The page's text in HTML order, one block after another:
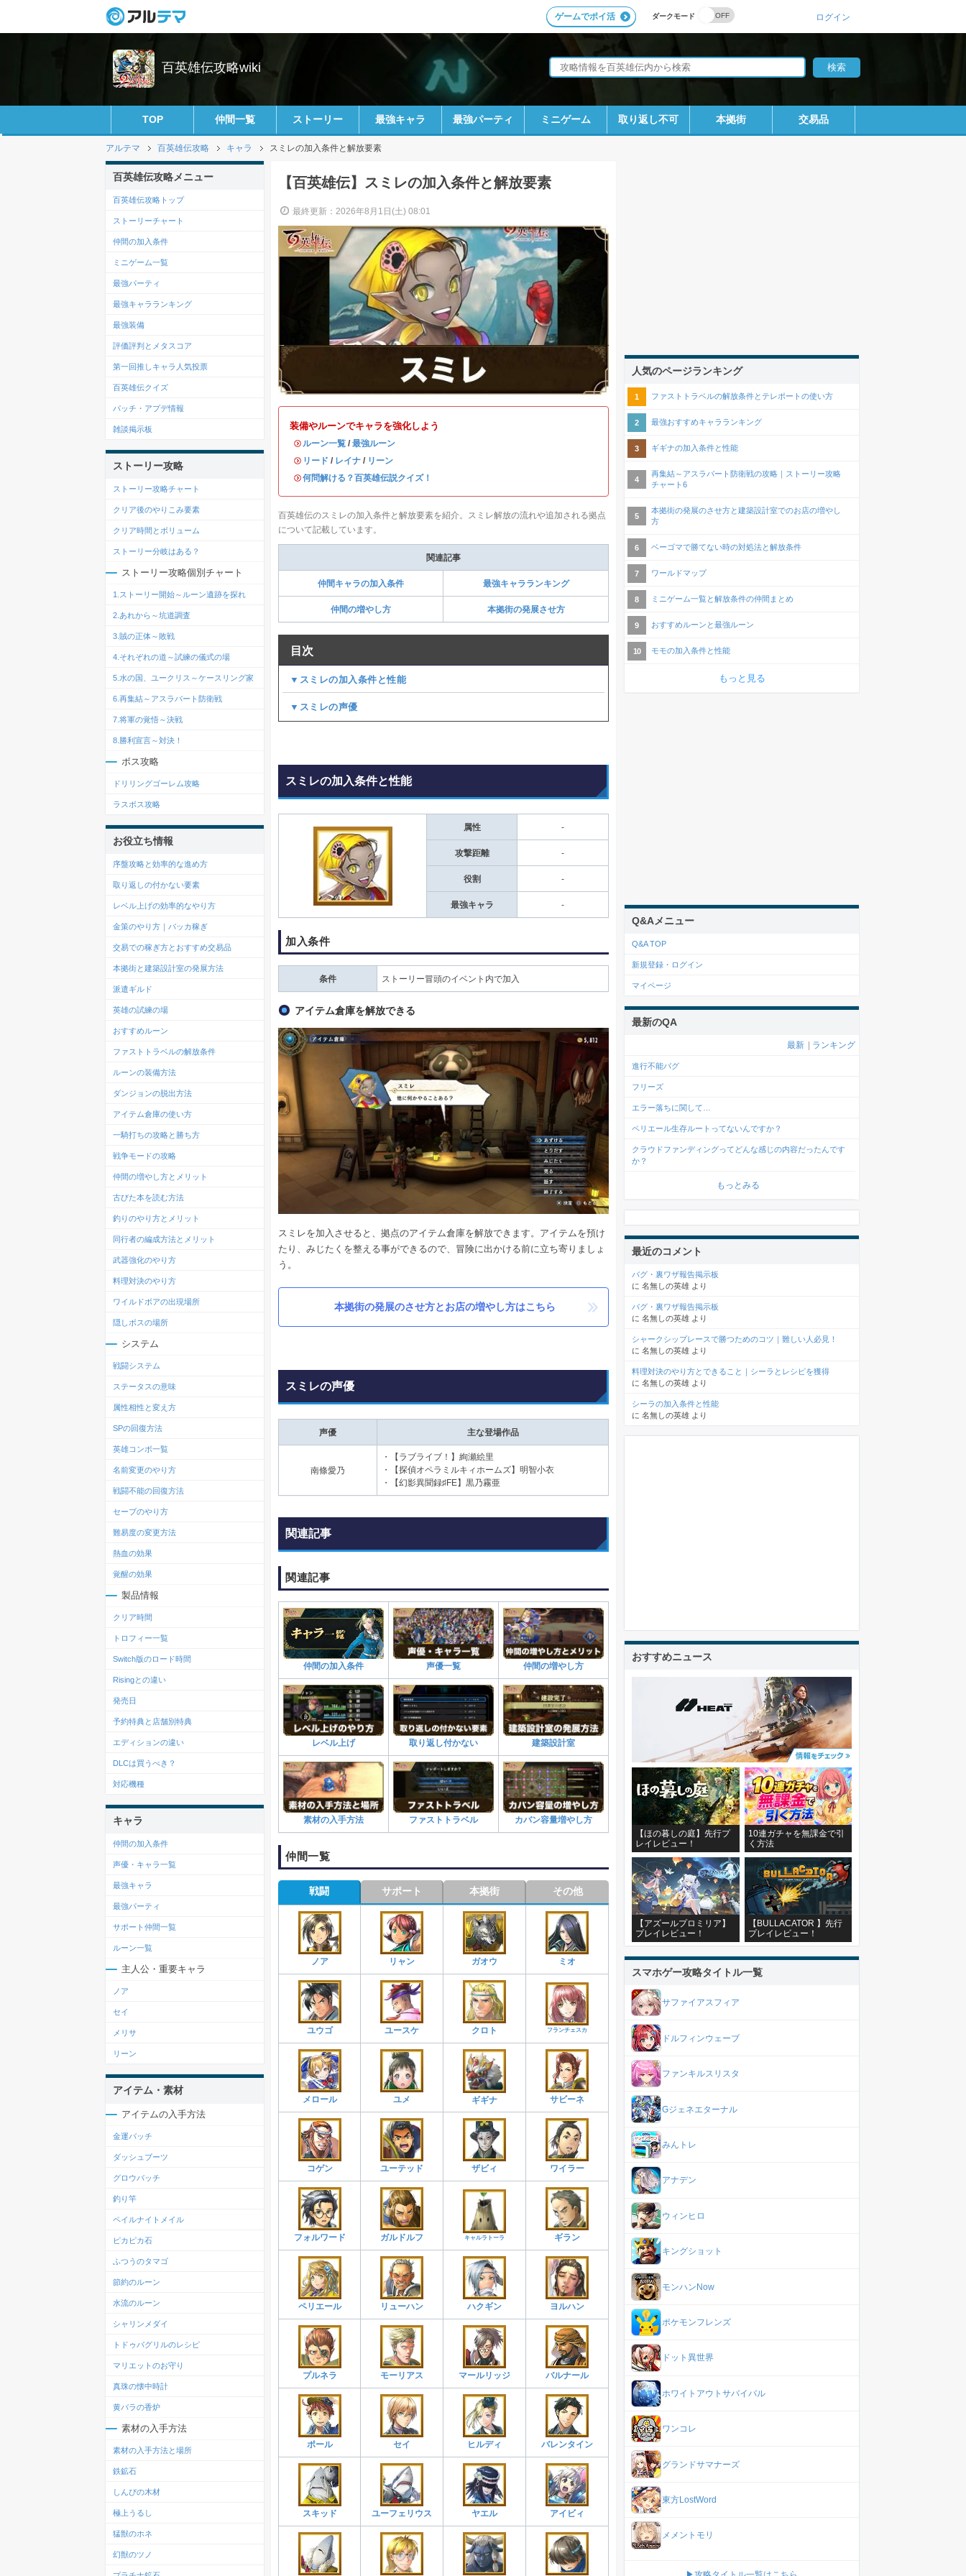
ダークモード
ゲームでポイ活 ログイン
百英雄伝攻略wiki
TOP 仲間一覧 ストーリー 最強キャラ 最強パーティ ミニゲーム 取り返し不可 本拠街 交易品
アルテマ 百英雄伝攻略 キャラ スミレの加入条件と解放要素
【百英雄伝】スミレの加入条件と解放要素
最終更新：2026年8月1日(土) 08:01
装備やルーンでキャラを強化しよう
・ ルーン一覧 / 最強ルーン
・ リード / レイナ / リーン
・何問解ける？百英雄伝説クイズ！
百英雄伝のスミレの加入条件と解放要素を紹介。スミレ解放の流れや追加される拠点
について記載しています。
関連記事
仲間キャラの加入条件 最強キャラランキング
仲間の増やし方 本拠街の発展させ方
目次
▼スミレの加入条件と性能
▼スミレの声優
スミレの加入条件と性能
属性 -
攻撃距離 -
役割 -
最強キャラ -
加入条件
条件 ストーリー冒頭のイベント内で加入
アイテム倉庫を解放できる
スミレを加入させると、拠点のアイテム倉庫を解放できます。アイテムを預け
たり、みじたくを整える事ができるので、冒険に出かける前に立ち寄りましょ
う。
本拠街の発展のさせ方とお店の増やし方はこちら
スミレの声優
声優 主な登場作品
南條愛乃
・【ラブライブ！】絢瀬絵里
・【探偵オペラミルキィホームズ】明智小衣
・【幻影異聞録♯FE】黒乃霧亜
関連記事
関連記事
仲間の加入条件 声優一覧 仲間の増やし方
レベル上げ 取り返し付かない 建築設計室
素材の入手方法 ファストトラベル カバン容量増やし方
仲間一覧
戦闘 サポート 本拠街 その他
ノア リャン ガオウ ミオ
ユウゴ ユースケ クロト フランチェスカ
メロール ユメ ギギナ サビーネ
コゲン ユーテッド ザビィ ワイラー
フォルワード ガルドルフ キャルラトーラ ギラン
ペリエール リューハン ハクギン ヨルハン
プルネラ モーリアス マールリッジ バルナール
ポール セイ ヒルディ バレンタイン
スキッド ユーフェリウス ヤエル アイビィ
百英雄伝攻略メニュー
百英雄伝攻略トップ
ストーリーチャート
仲間の加入条件
ミニゲーム一覧
最強パーティ
最強キャラランキング
最強装備
評価評判とメタスコア
第一回推しキャラ人気投票
百英雄伝クイズ
パッチ・アプデ情報
雑談掲示板
ストーリー攻略
ストーリー攻略チャート
クリア後のやりこみ要素
クリア時間とボリューム
ストーリー分岐はある？
ストーリー攻略個別チャート
1.ストーリー開始～ルーン遺跡を探れ
2.あれから～坑道調査
3.賊の正体～敗戦
4.それぞれの道～試練の儀式の場
5.水の国、ユークリス～ケースリング家
6.再集結～アスラバート防衛戦
7.将軍の覚悟～決戦
8.勝利宣言～対決！
ボス攻略
ドリリングゴーレム攻略
ラスボス攻略
お役立ち情報
序盤攻略と効率的な進め方
取り返しの付かない要素
レベル上げの効率的なやり方
金策のやり方｜バッカ稼ぎ
交易での稼ぎ方とおすすめ交易品
本拠街と建築設計室の発展方法
派遣ギルド
英雄の試練の場
おすすめルーン
ファストトラベルの解放条件
ルーンの装備方法
ダンジョンの脱出方法
アイテム倉庫の使い方
一騎打ちの攻略と勝ち方
戦争モードの攻略
仲間の増やし方とメリット
古びた本を読む方法
釣りのやり方とメリット
同行者の編成方法とメリット
武器強化のやり方
料理対決のやり方
ワイルドボアの出現場所
隠しボスの場所
システム
戦闘システム
ステータスの意味
属性相性と変え方
SPの回復方法
英雄コンボ一覧
名前変更のやり方
戦闘不能の回復方法
セーブのやり方
難易度の変更方法
熱血の効果
覚醒の効果
製品情報
クリア時間
トロフィー一覧
Switch版のロード時間
Risingとの違い
発売日
予約特典と店舗別特典
エディションの違い
DLCは買うべき？
対応機種
キャラ
仲間の加入条件
声優・キャラ一覧
最強キャラ
最強パーティ
サポート仲間一覧
ルーン一覧
主人公・重要キャラ
ノア
セイ
メリサ
リーン
アイテム・素材
アイテムの入手方法
金運バッチ
ダッシュブーツ
グロウバッチ
釣り竿
ペイルナイトメイル
ピカピカ石
ふつうのタマゴ
節約のルーン
水流のルーン
シャリンメダイ
トドゥバグリルのレシピ
マリエットのお守り
真珠の懐中時計
黄バラの香炉
素材の入手方法
素材の入手方法と場所
鉄鉱石
しんぴの木材
極上うるし
猛獣のホネ
幻獣のツノ
人気のページランキング
ファストトラベルの解放条件とテレポートの使い方
最強おすすめキャラランキング
ギギナの加入条件と性能
再集結～アスラバート防衛戦の攻略｜ストーリー攻略
チャート6
本拠街の発展のさせ方と建築設計室でのお店の増やし
方
ベーゴマで勝てない時の対処法と解放条件
ワールドマップ
ミニゲーム一覧と解放条件の仲間まとめ
おすすめルーンと最強ルーン
モモの加入条件と性能
もっと見る
Q&Aメニュー
Q&A TOP
新規登録・ログイン
マイページ
最新のQA
最新 ランキング
進行不能バグ
フリーズ
エラー落ちに関して…
ペリエール生存ルートってないんですか？
クラウドファンディングってどんな感じの内容だったんです
か？
もっとみる
最近のコメント
バグ・裏ワザ報告掲示板
に 名無しの英雄 より
バグ・裏ワザ報告掲示板
に 名無しの英雄 より
シャークシップレースで勝つためのコツ｜難しい人必見！
に 名無しの英雄 より
料理対決のやり方とできること｜シーラとレシピを獲得
に 名無しの英雄 より
シーラの加入条件と性能
に 名無しの英雄 より
おすすめニュース
【ほの暮しの庭】先行プ
レイレビュー！
10連ガチャを無課金で引
く方法
【アズールプロミリア】
プレイレビュー！
【BULLACATOR 】先行
プレイレビュー！
スマホゲー攻略タイトル一覧
サファイアスフィア
ドルフィンウェーブ
ファンキルスリスタ
Gジェネエターナル
みんトレ
アナデン
ウィンヒロ
キングショット
モンハンNow
ポケモンフレンズ
ドット異世界
ホワイトアウトサバイバル
ワンコレ
グランドサマナーズ
東方LostWord
メメントモリ